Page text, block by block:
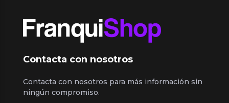
Contacta con nosotros
Contacta con nosotros para más información sin
ningún compromiso.